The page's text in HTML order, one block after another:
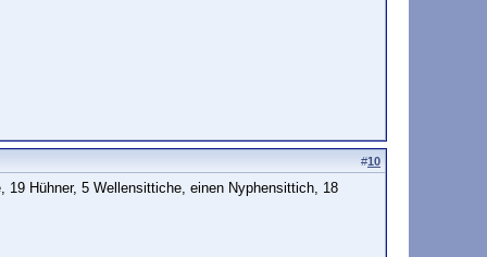
#10
19 Hühner, 5 Wellensittiche, einen Nyphensittich, 18